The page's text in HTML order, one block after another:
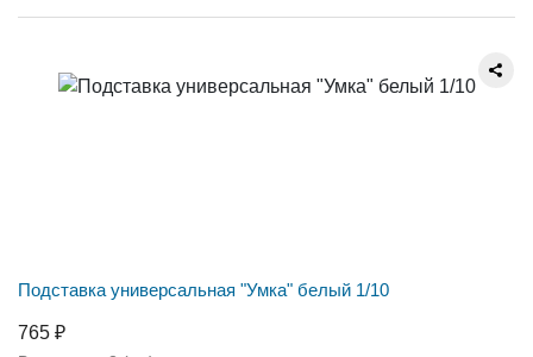
Подставка универсальная "Умка" белый 1/10
765 ₽